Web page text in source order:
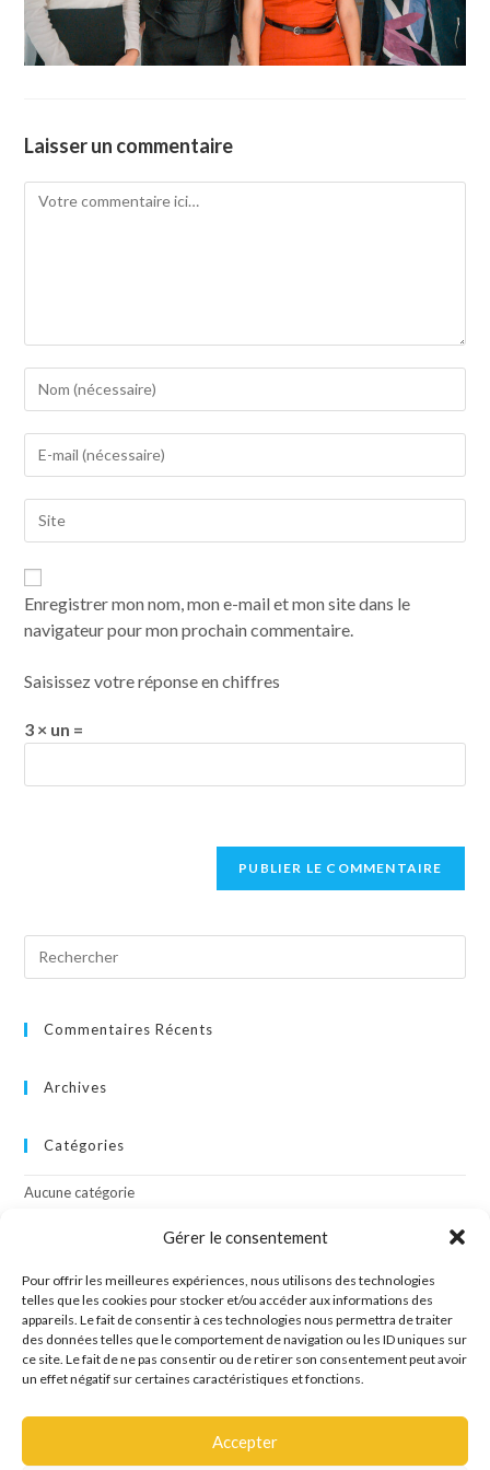
Gérer le consentement
Pour offrir les meilleures expériences, nous utilisons des technologies
telles que les cookies pour stocker et/ou accéder aux informations des
appareils. Le fait de consentir à ces technologies nous permettra de traiter
des données telles que le comportement de navigation ou les ID uniques sur
ce site. Le fait de ne pas consentir ou de retirer son consentement peut avoir
un effet négatif sur certaines caractéristiques et fonctions.
Accepter
Laisser un commentaire
Enregistrer mon nom, mon e-mail et mon site dans le
navigateur pour mon prochain commentaire.
Saisissez votre réponse en chiffres
3 × un =
Commentaires Récents
Archives
Catégories
Aucune catégorie
Connexion
Flux des publications
Flux des commentaires
Site de WordPress-FR